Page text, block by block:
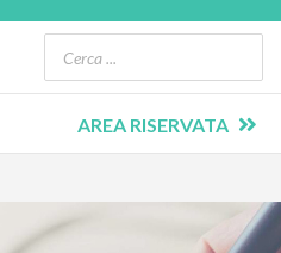
AREA RISERVATA